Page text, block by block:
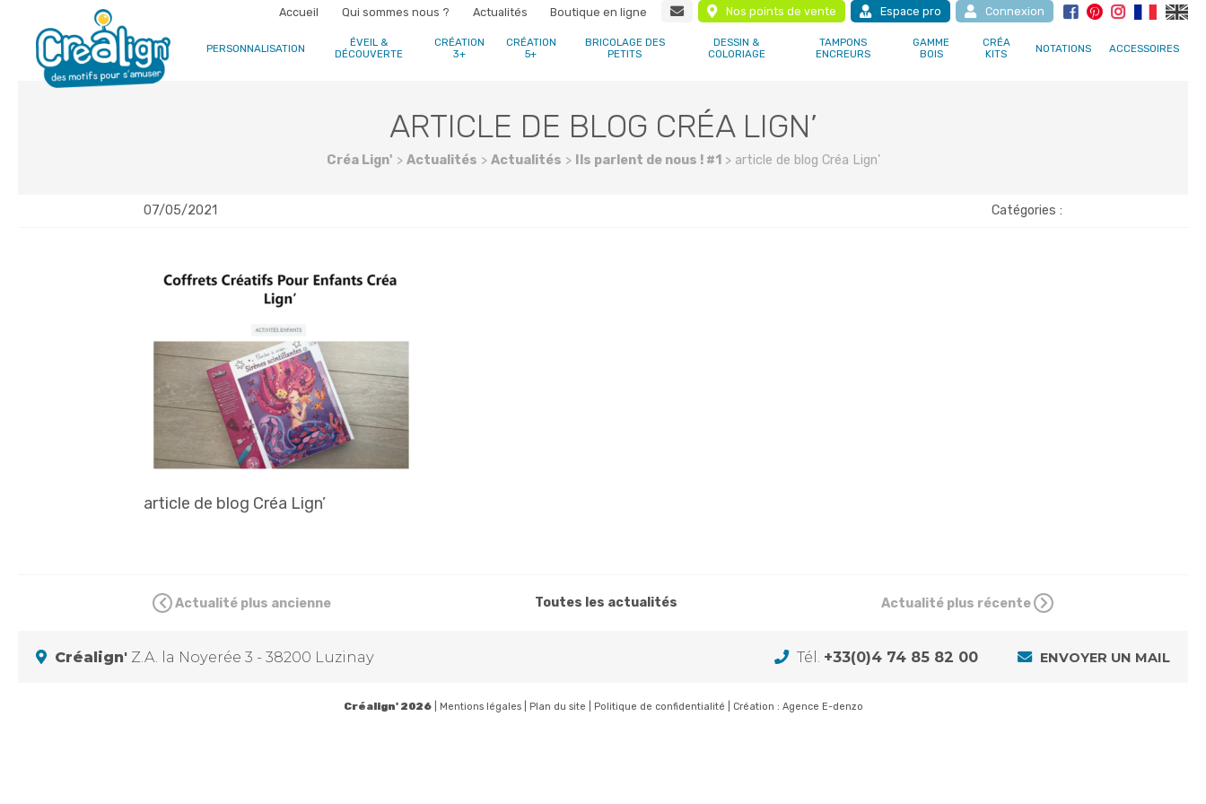
Accueil Qui sommes nous ? Actualités Boutique en ligne Nos points de vente Espace pro Connexion
PERSONNALISATION
ÉVEIL &
DÉCOUVERTE
CRÉATION
3+
CRÉATION
5+
BRICOLAGE DES
PETITS
DESSIN &
COLORIAGE
TAMPONS
ENCREURS
GAMME
BOIS
CRÉA
KITS
NOTATIONS ACCESSOIRES
ARTICLE DE BLOG CRÉA LIGN’
Créa Lign' > Actualités > Actualités > Ils parlent de nous ! #1 > article de blog Créa Lign’
07/05/2021 Catégories :
article de blog Créa Lign’
Actualité plus ancienne Toutes les actualités Actualité plus récente
Créalign' Z.A. la Noyerée 3 - 38200 Luzinay Tél. +33(0)4 74 85 82 00 ENVOYER UN MAIL
Créalign' 2026| Mentions légales| Plan du site Politique de confidentialité | Création : Agence E-denzo